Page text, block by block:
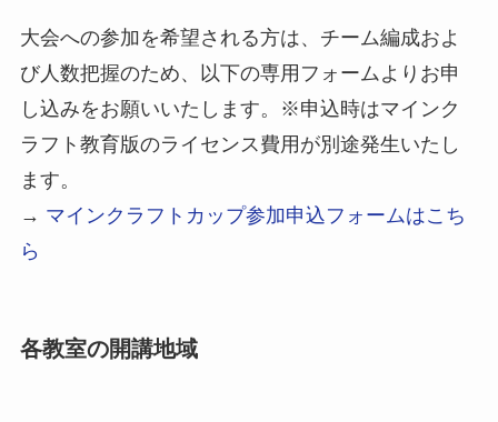
大会への参加を希望される方は、チーム編成およ
び人数把握のため、以下の専用フォームよりお申
し込みをお願いいたします。※申込時はマインク
ラフト教育版のライセンス費用が別途発生いたし
ます。
→ マインクラフトカップ参加申込フォームはこち
ら
各教室の開講地域